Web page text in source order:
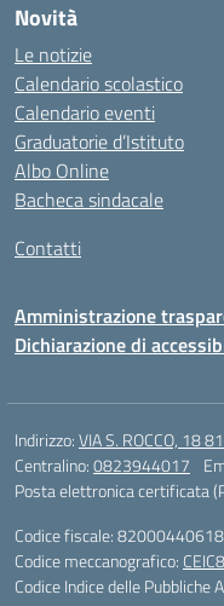
Novità
Le notizie
Calendario scolastico
Calendario eventi
Graduatorie d’Istituto
Albo Online
Bacheca sindacale
Contatti
Amministrazione
Dichiarazione di
Indirizzo:VIA S. ROCCO, 18
Centralino:0823944017
Posta elettronica certificata
Codice fiscale: 82000440618
Codice meccanografico:
Codice Indice delle